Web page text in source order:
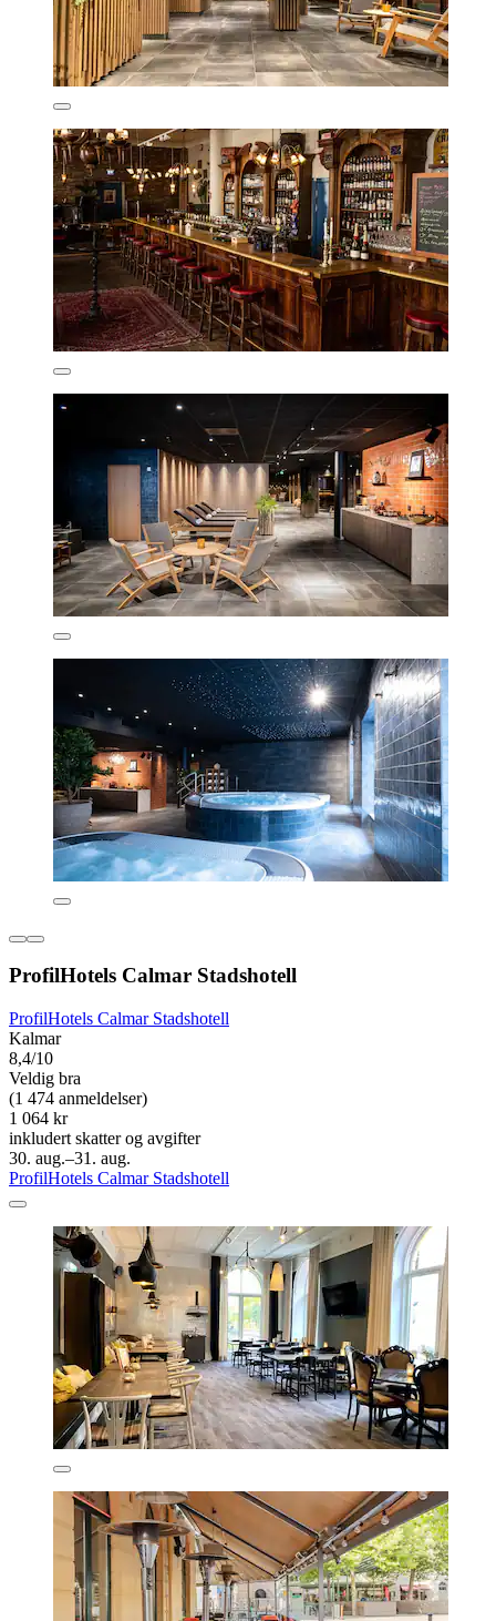
ProfilHotels Calmar Stadshotell
ProfilHotels Calmar Stadshotell
Kalmar
8,4/10
Veldig bra
(1 474 anmeldelser)
1 064 kr
inkludert skatter og avgifter
30. aug.–31. aug.
ProfilHotels Calmar Stadshotell